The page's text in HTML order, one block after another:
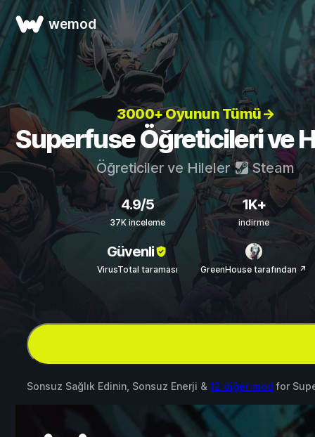
wemod
3000+ Oyunun Tümü→
Superfuse Öğreticileri ve
Öğreticiler ve Hileler Steam
4.9/5
37K inceleme
1K+
indirme
Güvenli
VirusTotal taraması GreenHouse tarafından ↗
Sonsuz Sağlık Edinin, Sonsuz Enerji & 12 diğer mod for